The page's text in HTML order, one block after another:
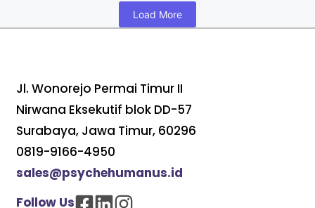
Load More
Jl. Wonorejo Permai Timur II
Nirwana Eksekutif blok DD-57
Surabaya, Jawa Timur, 60296
0819-9166-4950
sales@psychehumanus.id
Follow Us